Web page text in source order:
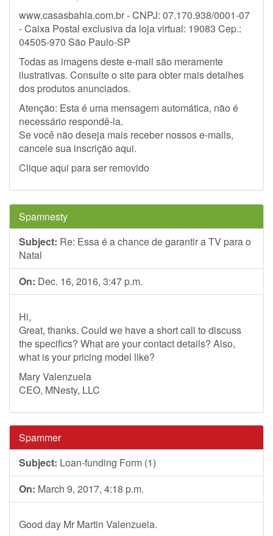
www.casasbahia.com.br - CNPJ: 07.170.938/0001-07
- Caixa Postal exclusiva da loja virtual: 19083 Cep.:
04505-970 São Paulo-SP
Todas as imagens deste e-mail são meramente
ilustrativas. Consulte o site para obter mais detalhes
dos produtos anunciados.
Atenção: Esta é uma mensagem automática, não é
necessário respondê-la.
Se você não deseja mais receber nossos e-mails,
cancele sua inscrição aqui.
Clique aqui para ser removido
Spamnesty
Subject: Re: Essa é a chance de garantir a TV para o
Natal
On: Dec. 16, 2016, 3:47 p.m.
Hi,
Great, thanks. Could we have a short call to discuss
the specifics? What are your contact details? Also,
what is your pricing model like?
Mary Valenzuela
CEO, MNesty, LLC
Spammer
Subject: Loan-funding Form (1)
On: March 9, 2017, 4:18 p.m.
Good day Mr Martin Valenzuela.